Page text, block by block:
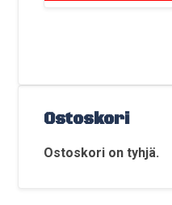
Ostoskori
Ostoskori on tyhjä.